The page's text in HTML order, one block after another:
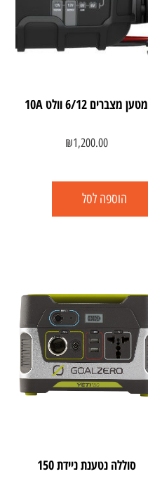
מטען מצברים 6/12 וולט 10A
₪1,200.00
הוספה לסל
סוללה נטענת ניידת 150